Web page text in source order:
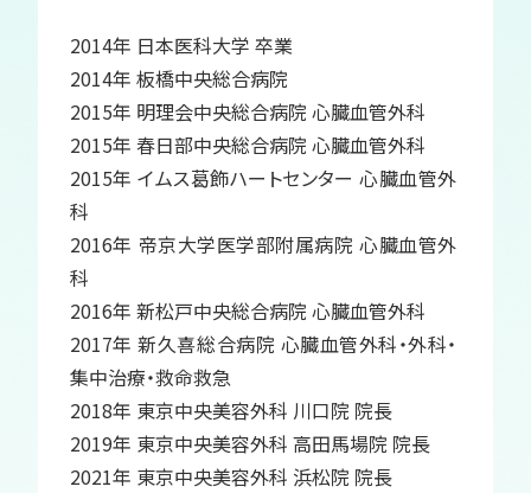
2014年 日本医科大学 卒業
2014年 板橋中央総合病院
2015年 明理会中央総合病院 心臓血管外科
2015年 春日部中央総合病院 心臓血管外科
2015年 イムス葛飾ハートセンター 心臓血管外
科
2016年 帝京大学医学部附属病院 心臓血管外
科
2016年 新松戸中央総合病院 心臓血管外科
2017年 新久喜総合病院 心臓血管外科・外科・
集中治療・救命救急
2018年 東京中央美容外科 川口院 院長
2019年 東京中央美容外科 高田馬場院 院長
2021年 東京中央美容外科 浜松院 院長